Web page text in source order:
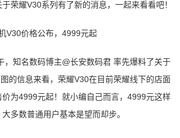
荣耀V30系列有了新的消息，一起来看看吧！
，知名数码博主@长安数码君 率先爆料了关于
的信息来看，荣耀V30在目前荣耀线下的店面
为4999元起！就小编自己而言，4999元这样
多数普通用户基本是望而却步。